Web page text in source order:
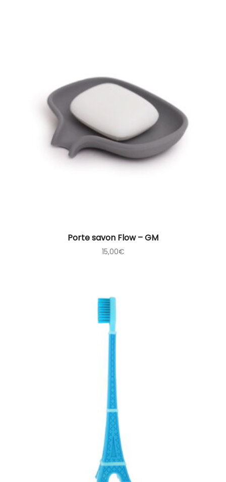
Porte savon Flow – GM
15,00€